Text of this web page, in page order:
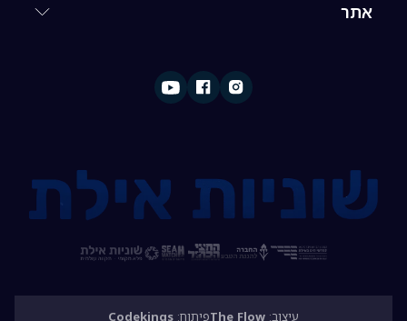
אתר
עיצוב: The Flowפיתוח: Codekings